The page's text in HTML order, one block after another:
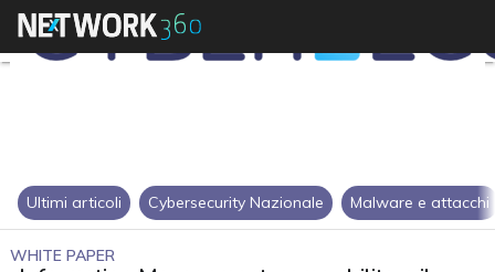
Ultimi articoli Cybersecurity Nazionale Malware e attacchi
WHITE PAPER